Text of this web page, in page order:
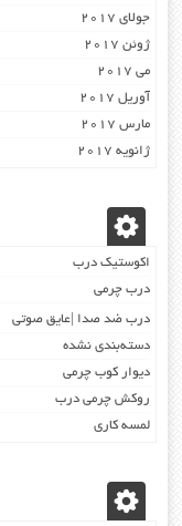
جولای 2017
ژوئن 2017
می 2017
آوریل 2017
مارس 2017
ژانویه 2017
اکوستیک درب
درب چرمی
درب ضد صدا |عایق صوتی
دسته‌بندی نشده
دیوار کوب چرمی
روکش چرمی درب
لمسه کاری